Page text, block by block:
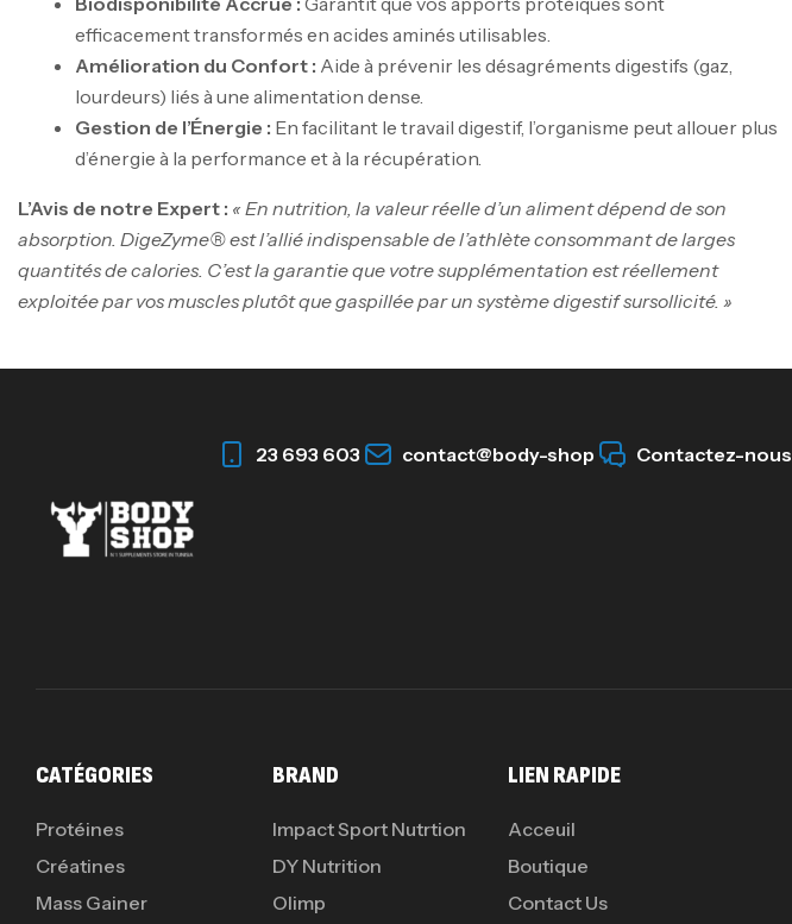
efficacement transformés en acides aminés utilisables.
Amélioration du Confort : Aide à prévenir les désagréments digestifs (gaz,
lourdeurs) liés à une alimentation dense.
Gestion de l’Énergie : En facilitant le travail digestif, l’organisme peut allouer plus
d’énergie à la performance et à la récupération.
L’Avis de notre Expert : « En nutrition, la valeur réelle d’un aliment dépend de son
absorption. DigeZyme® est l’allié indispensable de l’athlète consommant de larges
quantités de calories. C’est la garantie que votre supplémentation est réellement
exploitée par vos muscles plutôt que gaspillée par un système digestif sursollicité. »
23 693 603 contact@body-shop Contactez-nous
CATÉGORIES
Protéines
Créatines
Mass Gainer
BRAND
Impact Sport Nutrtion
DY Nutrition
Olimp
LIEN RAPIDE
Acceuil
Boutique
Contact Us